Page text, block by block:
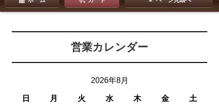
営業カレンダー
2026年8月
日 月 火 水 木 金 土